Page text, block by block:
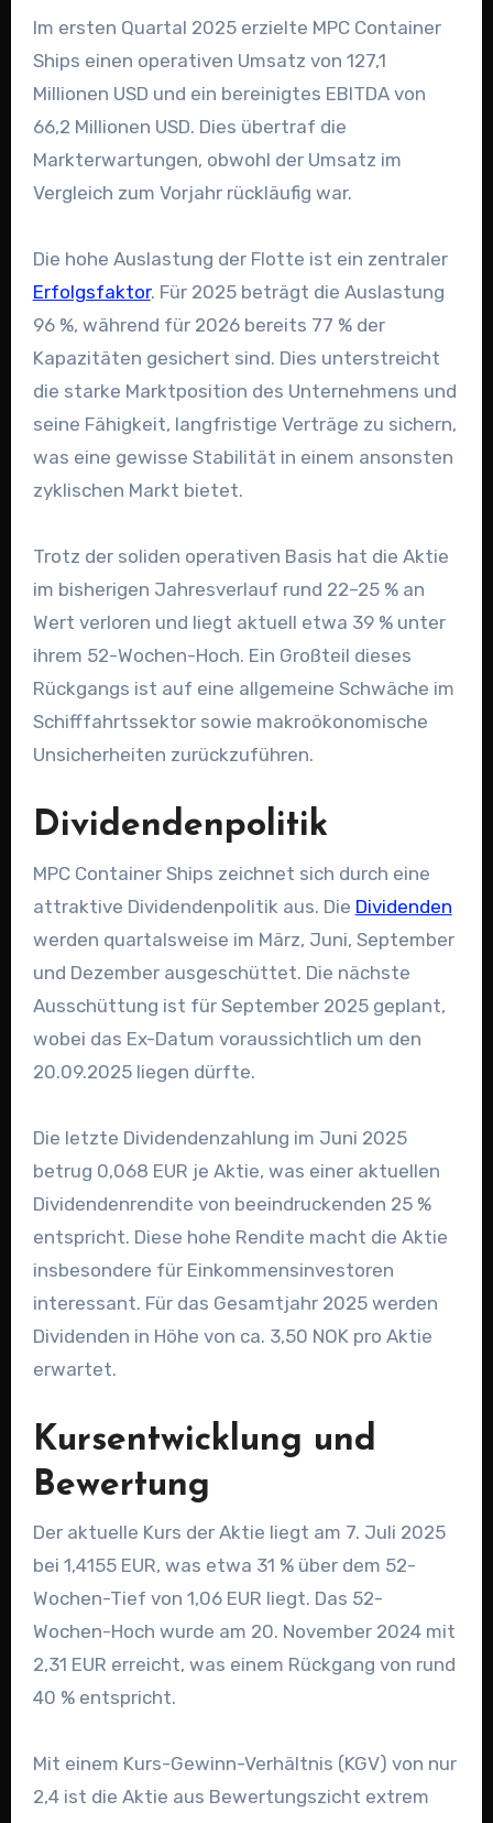
Im ersten Quartal 2025 erzielte MPC Container
Ships einen operativen Umsatz von 127,1
Millionen USD und ein bereinigtes EBITDA von
66,2 Millionen USD. Dies übertraf die
Markterwartungen, obwohl der Umsatz im
Vergleich zum Vorjahr rückläufig war.
Die hohe Auslastung der Flotte ist ein zentraler
Erfolgsfaktor. Für 2025 beträgt die Auslastung
96 %, während für 2026 bereits 77 % der
Kapazitäten gesichert sind. Dies unterstreicht
die starke Marktposition des Unternehmens und
seine Fähigkeit, langfristige Verträge zu sichern,
was eine gewisse Stabilität in einem ansonsten
zyklischen Markt bietet.
Trotz der soliden operativen Basis hat die Aktie
im bisherigen Jahresverlauf rund 22–25 % an
Wert verloren und liegt aktuell etwa 39 % unter
ihrem 52-Wochen-Hoch. Ein Großteil dieses
Rückgangs ist auf eine allgemeine Schwäche im
Schifffahrtssektor sowie makroökonomische
Unsicherheiten zurückzuführen.
Dividendenpolitik
MPC Container Ships zeichnet sich durch eine
attraktive Dividendenpolitik aus. Die Dividenden
werden quartalsweise im März, Juni, September
und Dezember ausgeschüttet. Die nächste
Ausschüttung ist für September 2025 geplant,
wobei das Ex-Datum voraussichtlich um den
20.09.2025 liegen dürfte.
Die letzte Dividendenzahlung im Juni 2025
betrug 0,068 EUR je Aktie, was einer aktuellen
Dividendenrendite von beeindruckenden 25 %
entspricht. Diese hohe Rendite macht die Aktie
insbesondere für Einkommensinvestoren
interessant. Für das Gesamtjahr 2025 werden
Dividenden in Höhe von ca. 3,50 NOK pro Aktie
erwartet.
Kursentwicklung und
Bewertung
Der aktuelle Kurs der Aktie liegt am 7. Juli 2025
bei 1,4155 EUR, was etwa 31 % über dem 52-
Wochen-Tief von 1,06 EUR liegt. Das 52-
Wochen-Hoch wurde am 20. November 2024 mit
2,31 EUR erreicht, was einem Rückgang von rund
40 % entspricht.
Mit einem Kurs-Gewinn-Verhältnis (KGV) von nur
2,4 ist die Aktie aus Bewertungszicht extrem